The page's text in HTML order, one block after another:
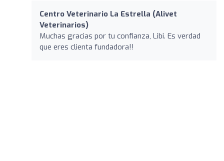
Centro Veterinario La Estrella (Alivet
Veterinarios)
Muchas gracias por tu confianza, Libi. Es verdad
que eres clienta fundadora!!